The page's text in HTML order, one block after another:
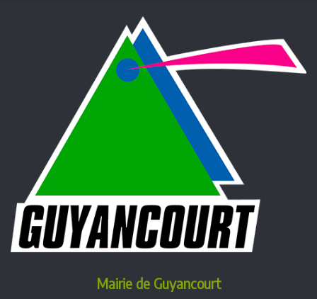
Mairie de Guyancourt